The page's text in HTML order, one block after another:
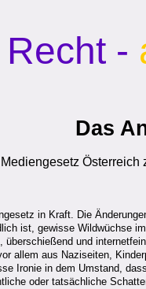
Recht -
Das
in Kraft. Die
ist, gewisse Wildwüchse
überschießend und
allem aus Naziseiten,
Ironie in dem Umstand,
oder tatsächliche